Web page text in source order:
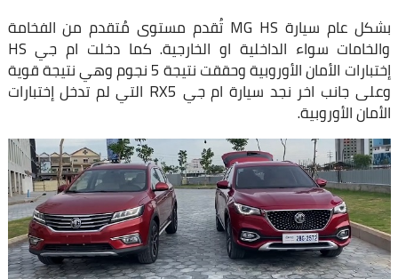
بشكل عام سيارة MG HS تُقدم مستوى مُتقدم من الفخامة
والخامات سواء الداخلية او الخارجية. كما دخلت ام جي HS
إختبارات الأمان الأوروبية وحققت نتيجة 5 نجوم وهي نتيجة قوية
وعلى جانب اخر نجد سيارة ام جي RX5 التي لم تدخل إختبارات
الأمان الأوروبية.